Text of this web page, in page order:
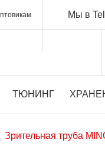
Мы в
ТЮНИНГ
Зрительная труба